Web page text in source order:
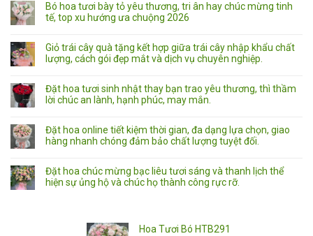
Bó hoa tươi bày tỏ yêu thương, tri ân hay chúc mừng tinh
tế, top xu hướng ưa chuộng 2026
Giỏ trái cây quà tặng kết hợp giữa trái cây nhập khẩu chất
lượng, cách gói đẹp mắt và dịch vụ chuyên nghiệp.
Đặt hoa tươi sinh nhật thay bạn trao yêu thương, thì thầm
lời chúc an lành, hạnh phúc, may mắn.
Đặt hoa online tiết kiệm thời gian, đa dạng lựa chọn, giao
hàng nhanh chóng đảm bảo chất lượng tuyệt đối.
Đặt hoa chúc mừng bạc liêu tươi sáng và thanh lịch thể
hiện sự ủng hộ và chúc họ thành công rực rỡ.
Hoa Tươi Bó HTB291